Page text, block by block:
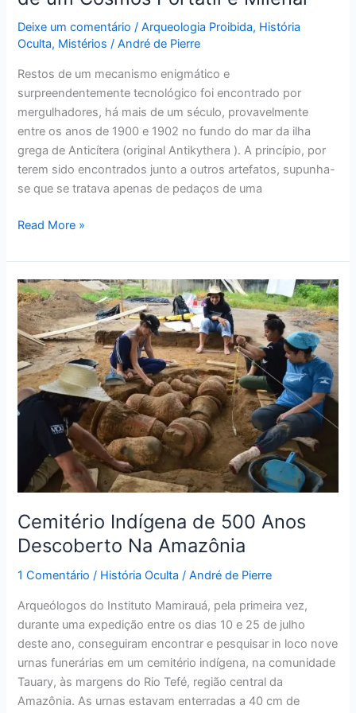
Deixe um comentário /Arqueologia Proibida, História
Oculta, Mistérios /André de Pierre
Restos de um mecanismo enigmático e
surpreendentemente tecnológico foi encontrado por
mergulhadores, há mais de um século, provavelmente
entre os anos de 1900 e 1902 no fundo do mar da ilha
grega de Anticítera (original Antikythera ). A princípio, por
terem sido encontrados junto a outros artefatos, supunha-
se que se tratava apenas de pedaços de uma
Read More »
Cemitério Indígena de 500 Anos
Descoberto Na Amazônia
1 Comentário / História Oculta /André de Pierre
Arqueólogos do Instituto Mamirauá, pela primeira vez,
durante uma expedição entre os dias 10 e 25 de julho
deste ano, conseguiram encontrar e pesquisar in loco nove
urnas funerárias em um cemitério indígena, na comunidade
Tauary, às margens do Rio Tefé, região central da
Amazônia. As urnas estavam enterradas a 40 cm de
Cemitério
Indígena
de
500
Anos
Descoberto
Na
Amazônia